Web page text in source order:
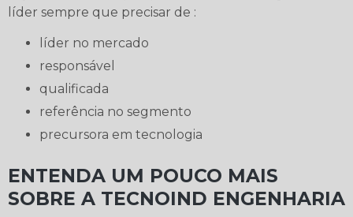
líder sempre que precisar de :
líder no mercado
responsável
qualificada
referência no segmento
precursora em tecnologia
ENTENDA UM POUCO MAIS
SOBRE A TECNOIND ENGENHARIA